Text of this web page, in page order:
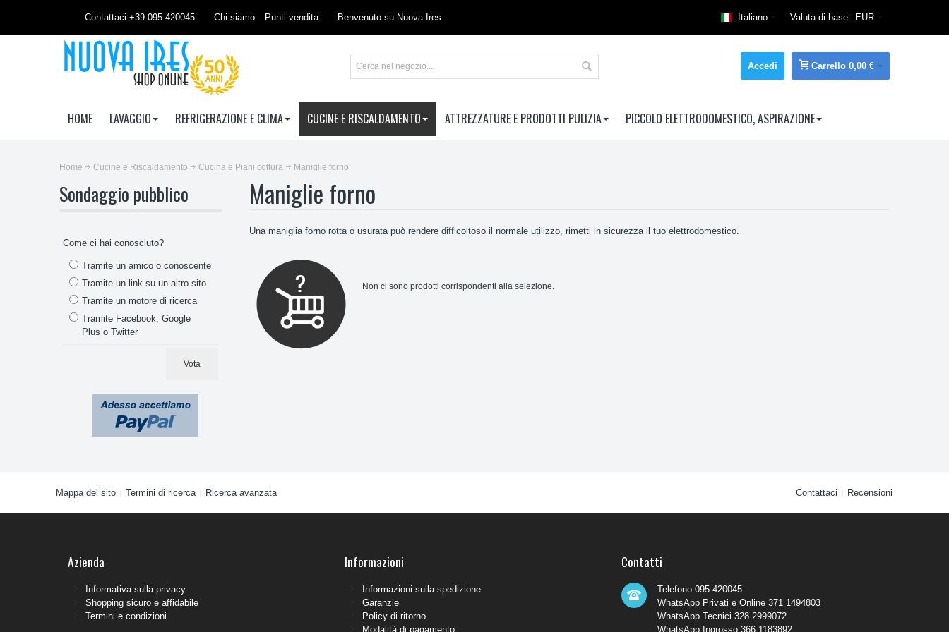
Contattaci +39 095 420045 Chi siamo Punti vendita Benvenuto su Nuova Ires Valuta di base: EUR
Italiano
Carrello 0,00 €
Accedi
HOME LAVAGGIO REFRIGERAZIONE E CLIMA CUCINE E RISCALDAMENTO ATTREZZATURE E PRODOTTI PULIZIA PICCOLO ELETTRODOMESTICO, ASPIRAZIONE
Home Cucine e Riscaldamento Cucina e Piani cottura Maniglie forno
Maniglie forno
Una maniglia forno rotta o usurata può rendere difficoltoso il normale utilizzo, rimetti in sicurezza il tuo elettrodomestico.
Non ci sono prodotti corrispondenti alla selezione.
Sondaggio pubblico
Come ci hai conosciuto?
Tramite un amico o conoscente
Tramite un link su un altro sito
Tramite un motore di ricerca
Tramite Facebook, Google
Plus o Twitter
Vota
Mappa del sito Termini di ricerca Ricerca avanzata Contattaci Recensioni
Azienda
Informativa sulla privacy
Shopping sicuro e affidabile
Termini e condizioni
Informazioni
Informazioni sulla spedizione
Garanzie
Policy di ritorno
Modalità di pagamento
Contatti
Telefono 095 420045
WhatsApp Privati e Online 371 1494803
WhatsApp Tecnici 328 2999072
WhatsApp Ingrosso 366 1183892